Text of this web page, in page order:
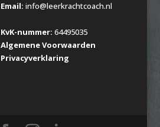
Email: info@leerkrachtcoach.nl
KvK-nummer: 64495035
Algemene Voorwaarden
Privacyverklaring